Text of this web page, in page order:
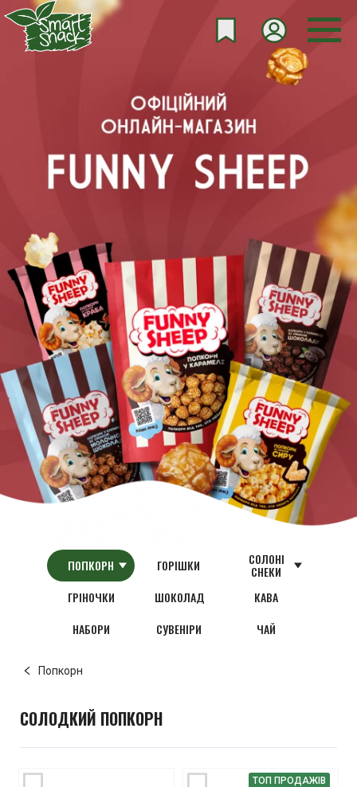
ПОПКОРН ГОРІШКИ СОЛОНІ
СНЕКИ
ГРІНОЧКИ
ШОКОЛАД
КАВА
НАБОРИ
СУВЕНІРИ ЧАЙ
Попкорн
СОЛОДКИЙ ПОПКОРН
ТОП ПРОДАЖІВ